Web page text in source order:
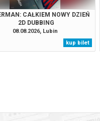
CAŁKIEM NOWY DZIEŃ
2D DUBBING
08.08.2026, Lubin
kup bilet